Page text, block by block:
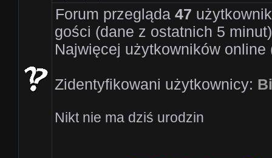
Forum przegląda 47
gości (dane z ostatnich 5 minut)
Najwięcej użytkowników online
Zidentyfikowani użytkownicy:
Nikt nie ma dziś urodzin